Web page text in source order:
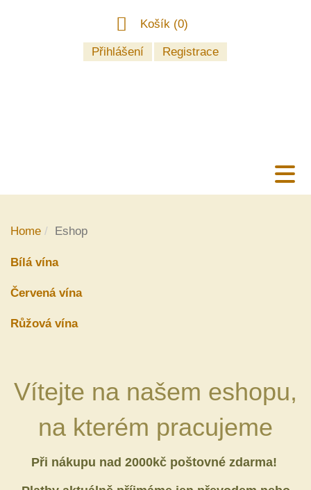
Košík (0)
Přihlášení Registrace
Home Eshop
Bílá vína
Červená vína
Růžová vína
Vítejte na našem eshopu,
na kterém pracujeme
Při nákupu nad 2000kč poštovné zdarma!